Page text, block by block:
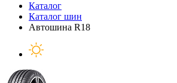
Каталог
Каталог шин
Автошина R18